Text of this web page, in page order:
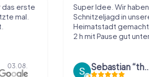
Super Idee. Wir haben die
Schnitzeljagd in unserer
Heimatstadt gemacht und waren
2 h mit Pause gut unterhalten
Sebastian “the sleeping Boxer Dog” Röhner 02.08.